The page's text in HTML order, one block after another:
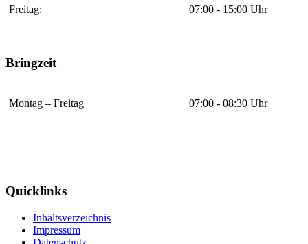
Freitag: 07:00 - 15:00 Uhr
Bringzeit
Montag – Freitag 07:00 - 08:30 Uhr
Quicklinks
Inhaltsverzeichnis
Impressum